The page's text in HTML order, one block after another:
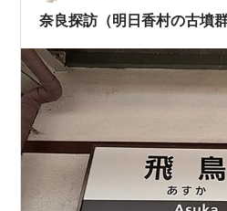
奈良探訪（明日香村の古墳